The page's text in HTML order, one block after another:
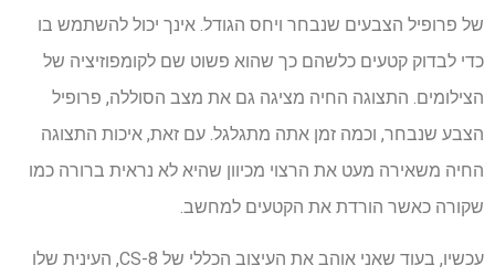
של פרופיל הצבעים שנבחר ויחס הגודל. אינך יכול להשתמש בו
כדי לבדוק קטעים כלשהם כך שהוא פשוט שם לקומפוזיציה של
הצילומים. התצוגה החיה מציגה גם את מצב הסוללה, פרופיל
הצבע שנבחר, וכמה זמן אתה מתגלגל. עם זאת, איכות התצוגה
החיה משאירה מעט את הרצוי מכיוון שהיא לא נראית ברורה כמו
שקורה כאשר הורדת את הקטעים למחשב.
עכשיו, בעוד שאני אוהב את העיצוב הכללי של CS-8, העינית שלו